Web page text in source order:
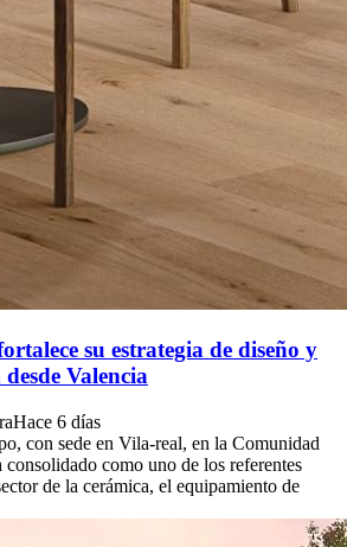
su estrategia de diseño y
Valencia
Hace 6 días
con sede en Vila-real, en la Comunidad
consolidado como uno de los referentes
de la cerámica, el equipamiento de